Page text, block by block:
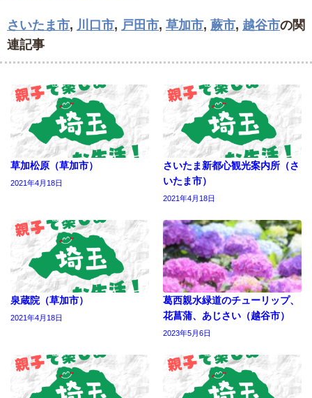
さいたま市, 川口市, 戸田市, 草加市, 蕨市, 越谷市の関
連記事
草加松原（草加市）
2021年4月18日
さいたま新都心観光案内所（さ
いたま市）
2021年4月18日
泉蔵院（草加市）
2021年4月18日
葛西親水緑道のチューリップ、
花菖蒲、あじさい（越谷市）
2023年5月6日